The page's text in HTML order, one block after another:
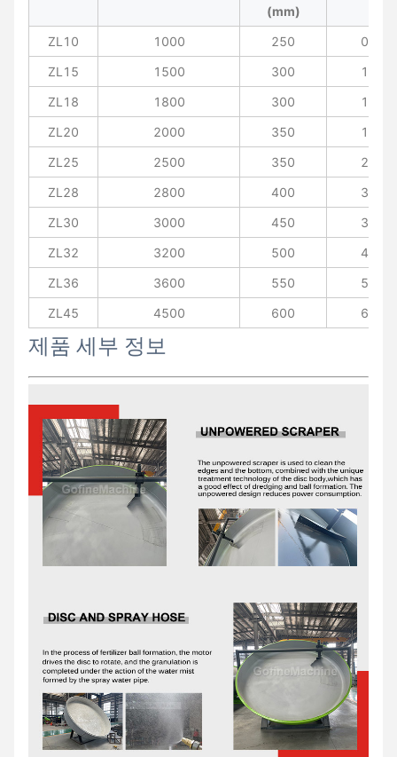
(mm)
ZL10 1000 250
0.4
ZL15
1500 300
1.1
ZL18
1800 300
1.4
ZL20
2000 350
1.8
ZL25
2500 350
2.5
ZL28
2800 400
3.3
ZL30
3000 450
3.9
ZL32
3200 500
4.3
ZL36
3600 550
5.5
ZL45
4500 600 6.5
제품 세부 정보